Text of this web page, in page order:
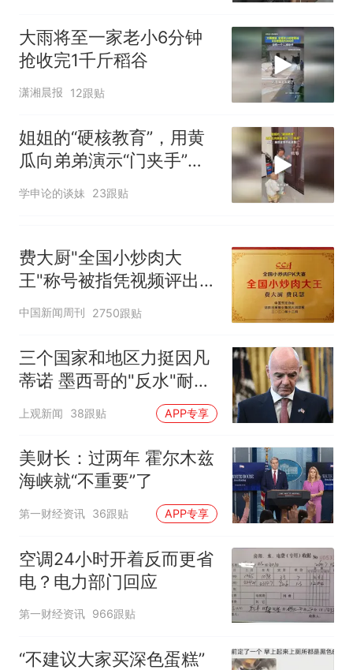
大雨将至一家老小6分钟
抢收完1千斤稻谷
潇湘晨报 12跟贴
姐姐的“硬核教育”，用黄
瓜向弟弟演示“门夹手”，
网友：果然言传不如身
学申论的谈妹 23跟贴
费大厨"全国小炒肉大
王"称号被指凭视频评出
官方回应
中国新闻周刊 2750跟贴
三个国家和地区力挺因凡
蒂诺 墨西哥的"反水"耐人
寻味
上观新闻 38跟贴 APP专享
美财长：过两年 霍尔木兹
海峡就“不重要”了
第一财经资讯 36跟贴 APP专享
空调24小时开着反而更省
电？电力部门回应
第一财经资讯 966跟贴
“不建议大家买深色蛋糕”